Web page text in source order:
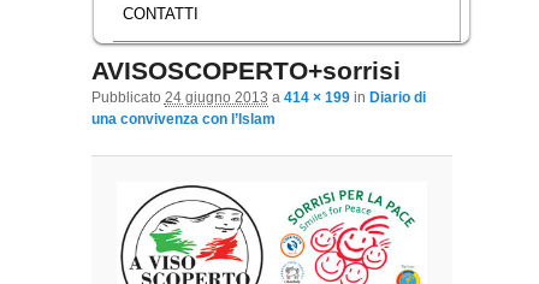
CONTATTI
Navigazione immagini
AVISOSCOPERTO+sorrisi
Pubblicato 24 giugno 2013 a 414 × 199in Diario di
una convivenza con l’Islam